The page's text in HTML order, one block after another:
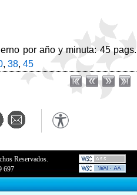
por año y minuta: 45 pags.
, 38, 45
Reservados.
697